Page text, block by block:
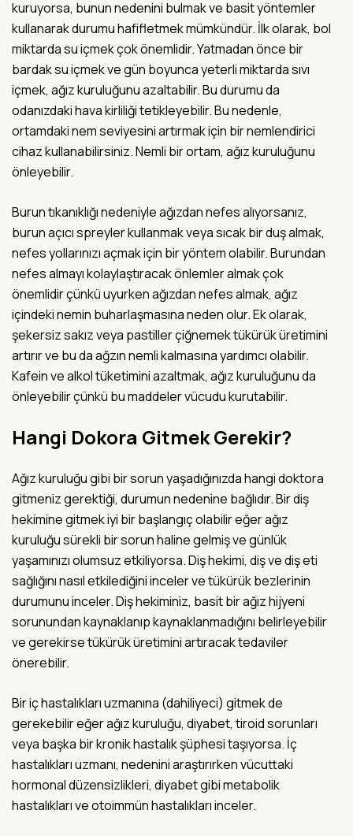
kuruyorsa, bunun nedenini bulmak ve basit yöntemler
kullanarak durumu hafifletmek mümkündür. İlk olarak, bol
miktarda su içmek çok önemlidir. Yatmadan önce bir
bardak su içmek ve gün boyunca yeterli miktarda sıvı
içmek, ağız kuruluğunu azaltabilir. Bu durumu da
odanızdaki hava kirliliği tetikleyebilir. Bu nedenle,
ortamdaki nem seviyesini artırmak için bir nemlendirici
cihaz kullanabilirsiniz. Nemli bir ortam, ağız kuruluğunu
önleyebilir.
Burun tıkanıklığı nedeniyle ağızdan nefes alıyorsanız,
burun açıcı spreyler kullanmak veya sıcak bir duş almak,
nefes yollarınızı açmak için bir yöntem olabilir. Burundan
nefes almayı kolaylaştıracak önlemler almak çok
önemlidir çünkü uyurken ağızdan nefes almak, ağız
içindeki nemin buharlaşmasına neden olur. Ek olarak,
şekersiz sakız veya pastiller çiğnemek tükürük üretimini
artırır ve bu da ağzın nemli kalmasına yardımcı olabilir.
Kafein ve alkol tüketimini azaltmak, ağız kuruluğunu da
önleyebilir çünkü bu maddeler vücudu kurutabilir.
Hangi Dokora Gitmek Gerekir?
Ağız kuruluğu gibi bir sorun yaşadığınızda hangi doktora
gitmeniz gerektiği, durumun nedenine bağlıdır. Bir diş
hekimine gitmek iyi bir başlangıç olabilir eğer ağız
kuruluğu sürekli bir sorun haline gelmiş ve günlük
yaşamınızı olumsuz etkiliyorsa. Diş hekimi, diş ve diş eti
sağlığını nasıl etkilediğini inceler ve tükürük bezlerinin
durumunu inceler. Diş hekiminiz, basit bir ağız hijyeni
sorunundan kaynaklanıp kaynaklanmadığını belirleyebilir
ve gerekirse tükürük üretimini artıracak tedaviler
önerebilir.
Bir iç hastalıkları uzmanına (dahiliyeci) gitmek de
gerekebilir eğer ağız kuruluğu, diyabet, tiroid sorunları
veya başka bir kronik hastalık şüphesi taşıyorsa. İç
hastalıkları uzmanı, nedenini araştırırken vücuttaki
hormonal düzensizlikleri, diyabet gibi metabolik
hastalıkları ve otoimmün hastalıkları inceler.